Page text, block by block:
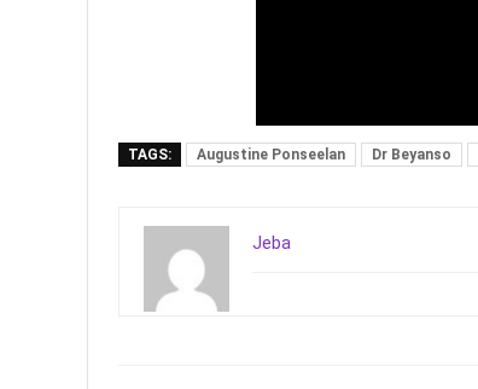
TAGS: Augustine Ponseelan Dr Beyanso
Jeba